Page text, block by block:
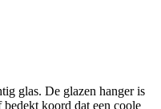
glas. De glazen hanger is
koord dat een coole